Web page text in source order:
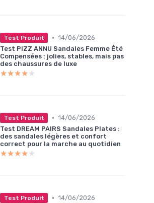
Test Produit • 14/06/2026
Test PIZZ ANNU Sandales Femme Été
Compensées : jolies, stables, mais pas
des chaussures de luxe
★★★★★
★★★★★
Test Produit • 14/06/2026
Test DREAM PAIRS Sandales Plates :
des sandales légères et confort
correct pour la marche au quotidien
★★★★★
★★★★★
Test Produit • 14/06/2026